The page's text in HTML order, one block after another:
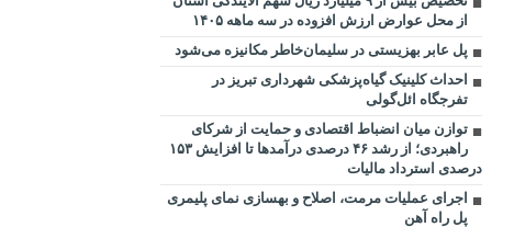
از محل عوارض ارزش افزوده در سه ماهه ۱۴۰۵
پل عابر بهزیستی در سلیمان‌خاطر مکانیزه می‌شود
احداث کلینیک گیاه‌پزشکی شهرداری تبریز در
تفرجگاه ائل‌گولی
توازن میان انضباط اقتصادی و حمایت از شرکای
راهبردی؛ از رشد ۴۶ درصدی درآمدها تا افزایش ۱۵۳
درصدی استرداد مالیات
اجرای عملیات مرمت، اصلاح و بهسازی نمای پلیمری
پل راه آهن